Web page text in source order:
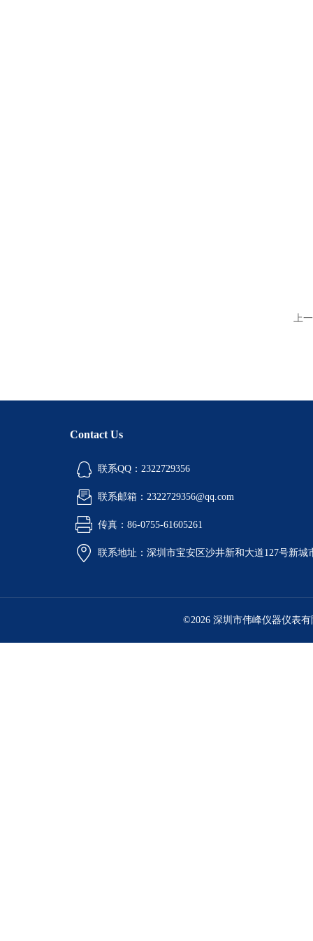
上
Contact Us
联系QQ：2322729356
联系邮箱：2322729356@qq.com
传真：86-0755-61605261
联系地址：深圳市宝安区沙井新和大道127号新城
©2026 深圳市伟峰仪器仪表